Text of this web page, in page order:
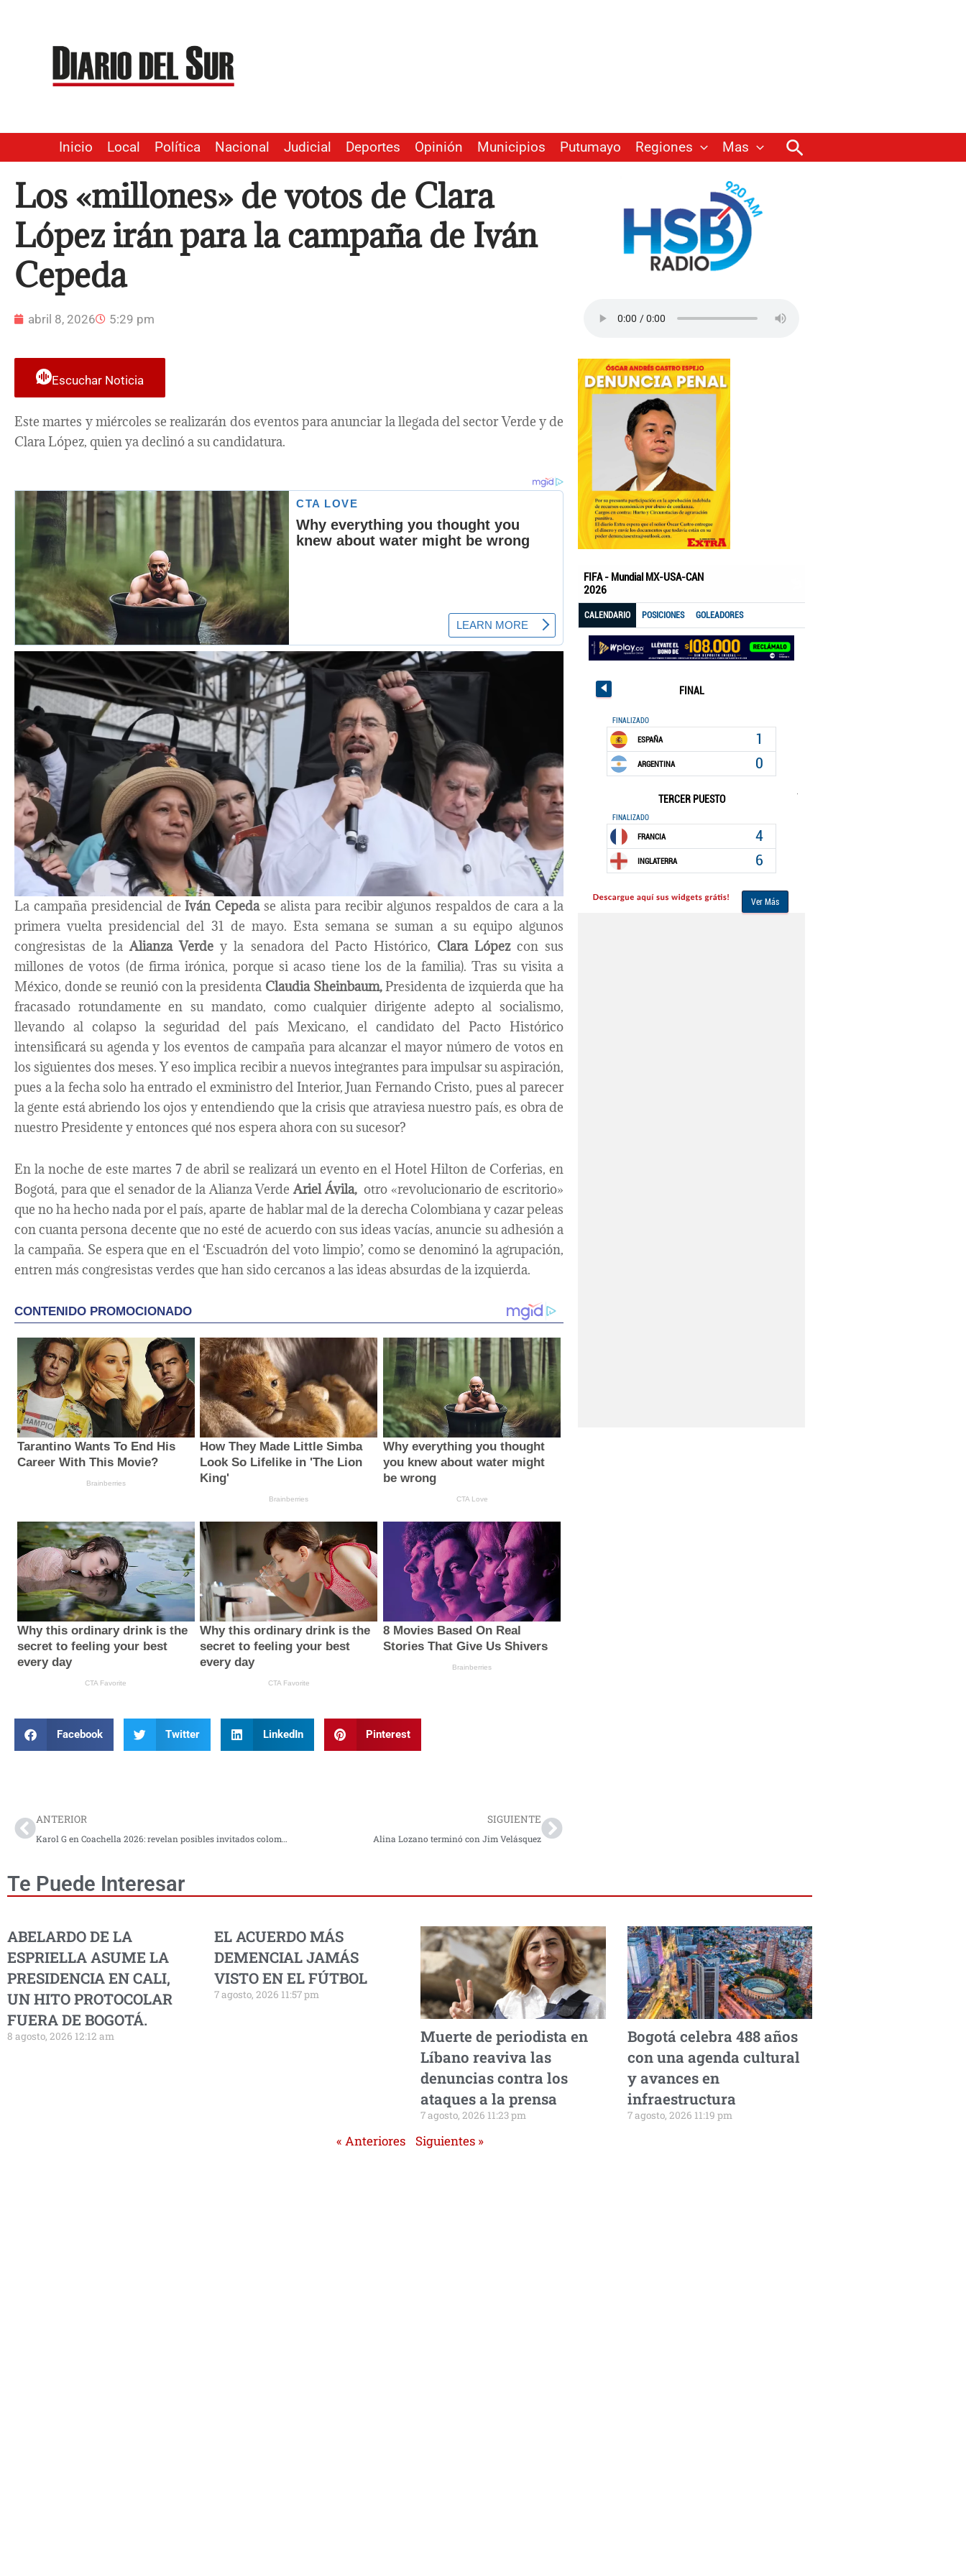
contenido
Inicio Local Política Nacional Judicial Deportes Opinión Municipios Putumayo Regiones Mas Buscar
Los «millones» de votos de Clara
López irán para la campaña de Iván
Cepeda
abril 8, 2026 5:29 pm
Escuchar Noticia
Este martes y miércoles se realizarán dos eventos para anunciar la llegada del sector Verde y de
Clara López, quien ya declinó a su candidatura.
La campaña presidencial de Iván Cepedase alista para recibir algunos respaldos de cara a la
primera vuelta presidencial del 31 de mayo. Esta semana se suman a su equipo algunos
congresistas de laAlianza Verde y la senadora del Pacto Histórico, Clara Lópezcon sus
millones de votos (de firma irónica, porque si acaso tiene los de la familia). Tras su visita a
México, donde se reunió con la presidenta Claudia Sheinbaum,Presidenta de izquierda que ha
fracasado rotundamente en su mandato, como cualquier dirigente adepto al socialismo,
llevando al colapso la seguridad del país Mexicano, el candidato del Pacto Histórico
intensificará su agenda y los eventos de campaña para alcanzar el mayor número de votos en
los siguientes dos meses. Y eso implica recibir a nuevos integrantes para impulsar su aspiración,
pues a la fecha solo ha entrado el exministro del Interior, Juan Fernando Cristo, pues al parecer
la gente está abriendo los ojos y entendiendo que la crisis que atraviesa nuestro país, es obra de
nuestro Presidente y entonces qué nos espera ahora con su sucesor?
En la noche de este martes 7 de abril se realizará un evento en el Hotel Hilton de Corferias, en
Bogotá, para que el senador de la Alianza VerdeAriel Ávila, otro «revolucionario de escritorio»
que no ha hecho nada por el país, aparte de hablar mal de la derecha Colombiana y cazar peleas
con cuanta persona decente que no esté de acuerdo con sus ideas vacías, anuncie su adhesión a
la campaña. Se espera que en el ‘Escuadrón del voto limpio’, como se denominó la agrupación,
entren más congresistas verdes que han sido cercanos a las ideas absurdas de la izquierda.
Facebook Twitter LinkedIn Pinterest
ANTERIOR
Karol G en Coachella 2026: revelan posibles invitados colombianos para su show
SIGUIENTE
Alina Lozano terminó con Jim Velásquez
Te Puede Interesar
ABELARDO DE LA
ESPRIELLA ASUME LA
PRESIDENCIA EN CALI,
UN HITO PROTOCOLAR
FUERA DE BOGOTÁ.
8 agosto, 2026 12:12 am
EL ACUERDO MÁS
DEMENCIAL JAMÁS
VISTO EN EL FÚTBOL
7 agosto, 2026 11:57 pm
Muerte de periodista en
Líbano reaviva las
denuncias contra los
ataques a la prensa
7 agosto, 2026 11:23 pm
Bogotá celebra 488 años
con una agenda cultural
y avances en
infraestructura
7 agosto, 2026 11:19 pm
« Anteriores Siguientes »